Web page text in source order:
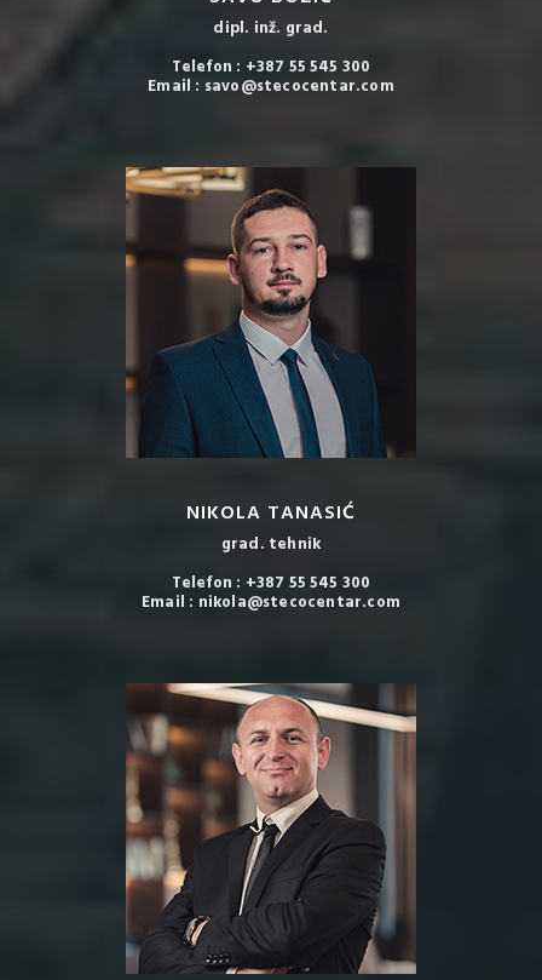
dipl. inž. grad.
Telefon : +387 55 545 300
Email : savo@stecocentar.com
NIKOLA TANASIĆ
grad. tehnik
Telefon : +387 55 545 300
Email : nikola@stecocentar.com